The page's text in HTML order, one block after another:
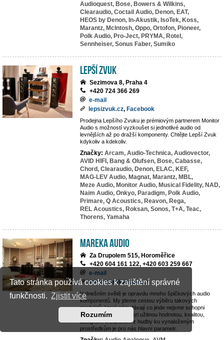
Tato stránka používá cookies k zajištění správné
funkčnosti. Zjistit více
Rozumím
Audioquest, Bose, Bowers & Wilkins,
Clearaudio, Coctail Audio, Denon, EAT,
HEOS by Denon, In-Akustik, IsoTek, Koss,
Marantz, McIntosh, Oppo, Ortofon, Pioneer,
Polk Audio, Pro-Ject, PRYMA, Rotel,
Sennheiser, Sonus Faber, Sumiko
LEPŠÍ ZVUK
Sezimova 8, Praha 4
+420 724 366 269
e-mail
lepsizvuk.cz, Facebook
Prodejna Lepšího Zvuku je prémiovým partnerem Monitor
Audio s možností vyzkoušet si jednotlivé audio od
levnějších až po dražší komponenty. Chtějte Lepší Zvuk
kdykoliv a kdekoliv.
Značky: Arcam, Audio-Technica, Audiovector,
AVID HIFI, Bang & Olufsen, Bose, Cabasse,
Chord, Clearaudio, Denon, ELAC, KEF,
MAG-LEV Audio, Magnat, Marantz, MBL,
Meze Audio, Monitor Audio, Musical Fidelity, NAD,
Naim Audio, Onkyo, Paradigm, Polk Audio,
Primare, Q Acoustics, Reavon, Rega,
REL Acoustics, Roksan, Sonos, T+A, Teac,
Thorens, Yamaha
MAREKA AUDIO
Za Drupolem 515, Horoměřice
+420 604 161 122, +420 603 259 667
e-mail
www.marekaaudio.cz
V dnešním světě je opravdu mnoho špičkových audio
komponentů. My jdeme cestou výběru takových
produktů, které nám dávají co jinde nejsme schopni
nalézt. Rovnováha mezi užitnou hodnotou, kvalitou,
designem a zážitkem z hudby ku vynaloženým
prostředkům je pro nás hlavní parametr.